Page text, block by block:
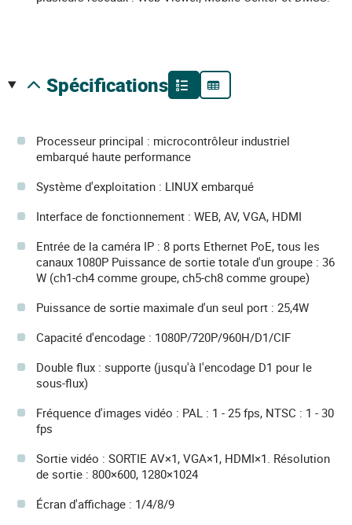
spécifications
Processeur principal : microcontrôleur industriel
embarqué haute performance
Système d'exploitation : LINUX embarqué
Interface de fonctionnement : WEB, AV, VGA, HDMI
Entrée de la caméra IP : 8 ports Ethernet PoE, tous les
canaux 1080P Puissance de sortie totale d'un groupe : 36
W (ch1-ch4 comme groupe, ch5-ch8 comme groupe)
Puissance de sortie maximale d'un seul port : 25,4W
Capacité d'encodage : 1080P/720P/960H/D1/CIF
Double flux : supporte (jusqu'à l'encodage D1 pour le
sous-flux)
Fréquence d'images vidéo : PAL : 1 - 25 fps, NTSC : 1 - 30
fps
Sortie vidéo : SORTIE AV×1, VGA×1, HDMI×1. Résolution
de sortie : 800×600, 1280×1024
Écran d'affichage : 1/4/8/9